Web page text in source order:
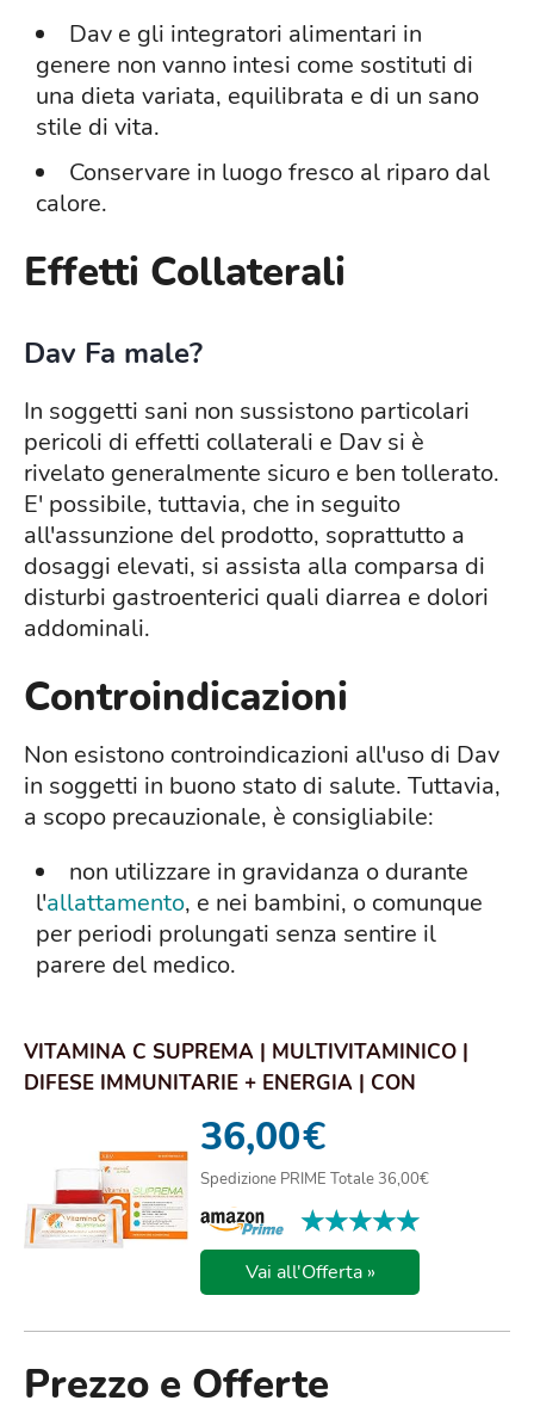
Dav e gli integratori alimentari in
genere non vanno intesi come sostituti di
una dieta variata, equilibrata e di un sano
stile di vita.
Conservare in luogo fresco al riparo dal
calore.
Effetti Collaterali
Dav Fa male?
In soggetti sani non sussistono particolari
pericoli di effetti collaterali e Dav si è
rivelato generalmente sicuro e ben tollerato.
E' possibile, tuttavia, che in seguito
all'assunzione del prodotto, soprattutto a
dosaggi elevati, si assista alla comparsa di
disturbi gastroenterici quali diarrea e dolori
addominali.
Controindicazioni
Non esistono controindicazioni all'uso di Dav
in soggetti in buono stato di salute. Tuttavia,
a scopo precauzionale, è consigliabile:
non utilizzare in gravidanza o durante
l'allattamento, e nei bambini, o comunque
per periodi prolungati senza sentire il
parere del medico.
VITAMINA C SUPREMA | MULTIVITAMINICO |
DIFESE IMMUNITARIE + ENERGIA | CON
36,00€
Spedizione PRIME Totale 36,00€
★★★★★
★★★★★
Vai all'Offerta »
Prezzo e Offerte